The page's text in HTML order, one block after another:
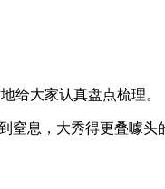
大家认真盘点梳理。
息，大秀得更叠噱头